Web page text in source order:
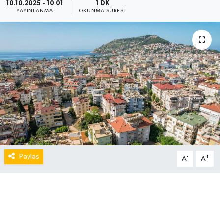
10.10.2025 - 10:01
YAYINLANMA
1 DK
OKUNMA SÜRESI
Paylaş A- A+